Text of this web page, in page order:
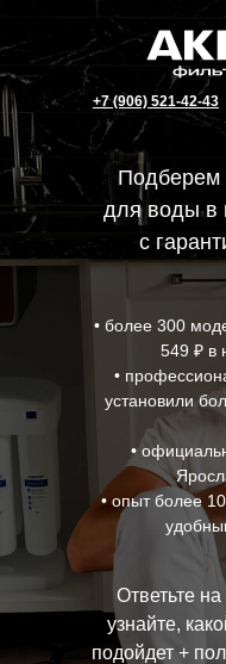
+7 (906) 521-42-43
Подберем
для воды в
с
• более 300
549 ₽ в
•
установили
•
• опыт более
Ответьте
узнайте,
подойдет +